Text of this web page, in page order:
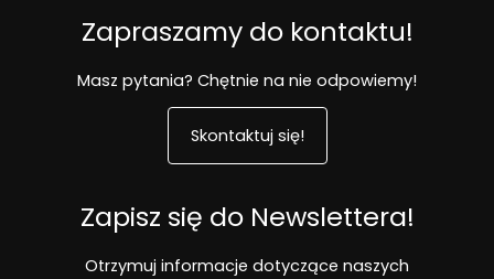
Zapraszamy do kontaktu!
Masz pytania? Chętnie na nie odpowiemy!
Skontaktuj się!
Zapisz się do Newslettera!
Otrzymuj informacje dotyczące naszych